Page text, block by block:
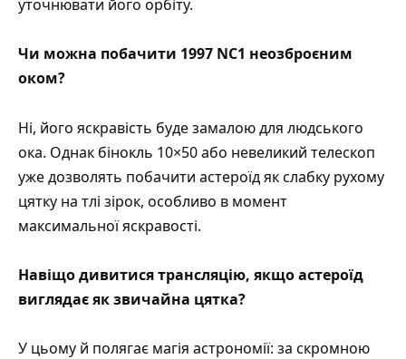
уточнювати його орбіту.
Чи можна побачити 1997 NC1 неозброєним
оком?
Ні, його яскравість буде замалою для людського
ока. Однак бінокль 10×50 або невеликий телескоп
уже дозволять побачити астероїд як слабку рухому
цятку на тлі зірок, особливо в момент
максимальної яскравості.
Навіщо дивитися трансляцію, якщо астероїд
виглядає як звичайна цятка?
У цьому й полягає магія астрономії: за скромною